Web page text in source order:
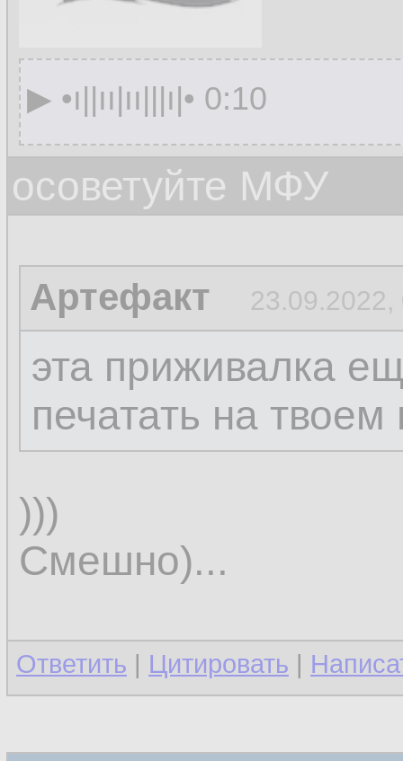
▶︎ •၊||၊၊|၊၊|||၊|• 0:10
осоветуйте МФУ
Артефакт 23.09.2022,
эта приживалка
печатать на
)))
Смешно)...
Ответить | Цитировать |